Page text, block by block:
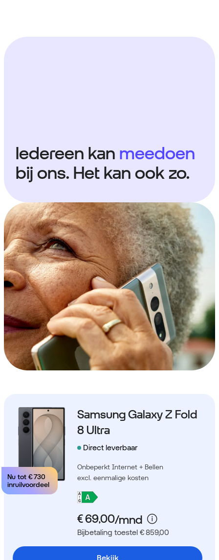
Iedereen kan meedoen
bij ons. Het kan ook zo.
Nu tot € 730
inruilvoordeel
Samsung Galaxy Z Fold
8 Ultra
Direct leverbaar
Onbeperkt Internet + Bellen
excl. eenmalige kosten
Bijbetaling toestel € 859,00
Bekijk